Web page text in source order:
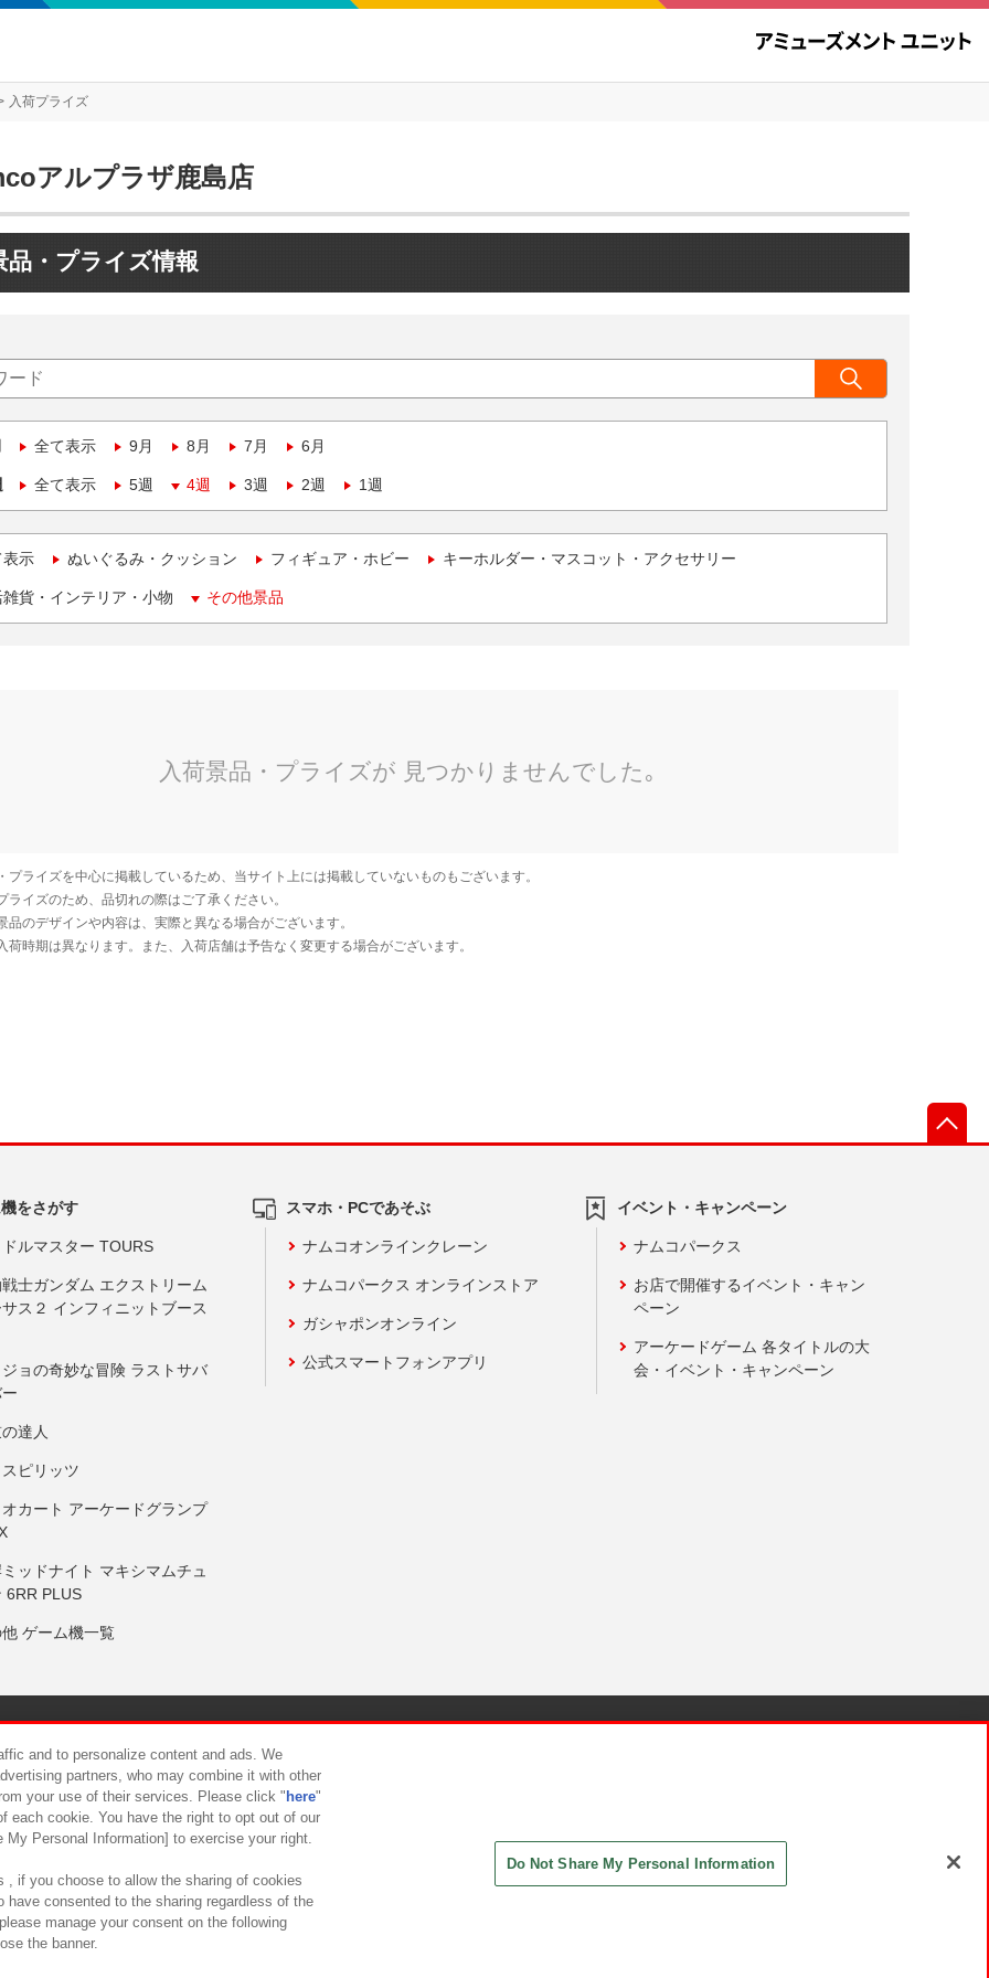
入荷プライズ
アルプラザ鹿島店
品・プライズ情報
全て表示 9月 8月 7月 6月
全て表示 5週 4週 3週 2週 1週
表示 ぬいぐるみ・クッション フィギュア・ホビー キーホルダー・マスコット・アクセサリー
貨・インテリア・小物 その他景品
をさがす
ルマスター TOURS
士ガンダム エクストリーム
ス２ インフィニットブース
ョの奇妙な冒険 ラストサバ
達人
ピリッツ
カート アーケードグランプ
ッドナイト マキシマムチュ
6RR PLUS
ゲーム機一覧
スマホ・PCであそぶ
ナムコオンラインクレーン
ナムコパークス オンラインストア
ガシャポンオンライン
公式スマートフォンアプリ
イベント・キャンペーン
ナムコパークス
お店で開催するイベント・キャン
ペーン
アーケードゲーム 各タイトルの大
会・イベント・キャンペーン
について カスタマーハラスメント対応方針
and to personalize content and ads. We
partners, who may combine it with other
your use of their services. Please click " here"
each cookie. You have the right to opt out of our
Personal Information] to exercise your right.
, if you choose to allow the sharing of cookies
have consented to the sharing regardless of the
manage your consent on the following
the banner.
Do Not Share My Personal Information